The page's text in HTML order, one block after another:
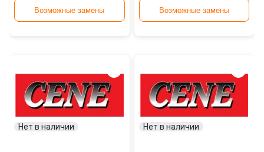
Возможные замены Возможные замены
Нет в наличии Нет в наличии